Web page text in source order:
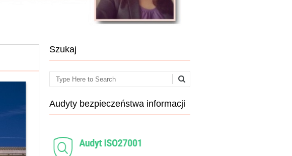
Szukaj
Search
Audyty bezpieczeństwa informacji